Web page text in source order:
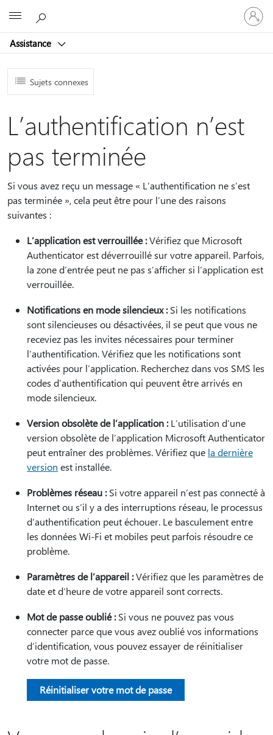
Assistance
vous
à
compte
Sujets connexes
L’authentification n’est
pas terminée
Si vous avez reçu un message « L’authentification ne s’est
pas terminée », cela peut être pour l’une des raisons
suivantes :
L’application est verrouillée :Vérifiez que Microsoft
Authenticator est déverrouillé sur votre appareil. Parfois,
la zone d’entrée peut ne pas s’afficher si l’application est
verrouillée.
Notifications en mode silencieux :Si les notifications
sont silencieuses ou désactivées, il se peut que vous ne
receviez pas les invites nécessaires pour terminer
l’authentification. Vérifiez que les notifications sont
activées pour l’application. Recherchez dans vos SMS les
codes d’authentification qui peuvent être arrivés en
mode silencieux.
Version obsolète de l’application :L’utilisation d’une
version obsolète de l’application Microsoft Authenticator
peut entraîner des problèmes. Vérifiez que la dernière
version est installée.
Problèmes réseau :Si votre appareil n’est pas connecté à
Internet ou s’il y a des interruptions réseau, le processus
d’authentification peut échouer. Le basculement entre
les données Wi-Fi et mobiles peut parfois résoudre ce
problème.
Paramètres de l’appareil :Vérifiez que les paramètres de
date et d’heure de votre appareil sont corrects.
Mot de passe oublié :Si vous ne pouvez pas vous
connecter parce que vous avez oublié vos informations
d’identification, vous pouvez essayer de réinitialiser
votre mot de passe.
Réinitialiser votre mot de passe